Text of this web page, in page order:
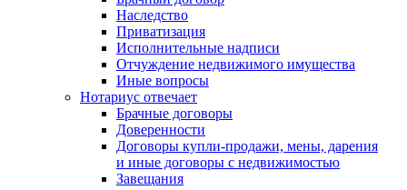
Наследство
Приватизация
Исполнительные надписи
Отчуждение недвижимого имущества
Иные вопросы
Нотариус отвечает
Брачные договоры
Доверенности
Договоры купли-продажи, мены, дарения
и иные договоры с недвижимостью
Завещания